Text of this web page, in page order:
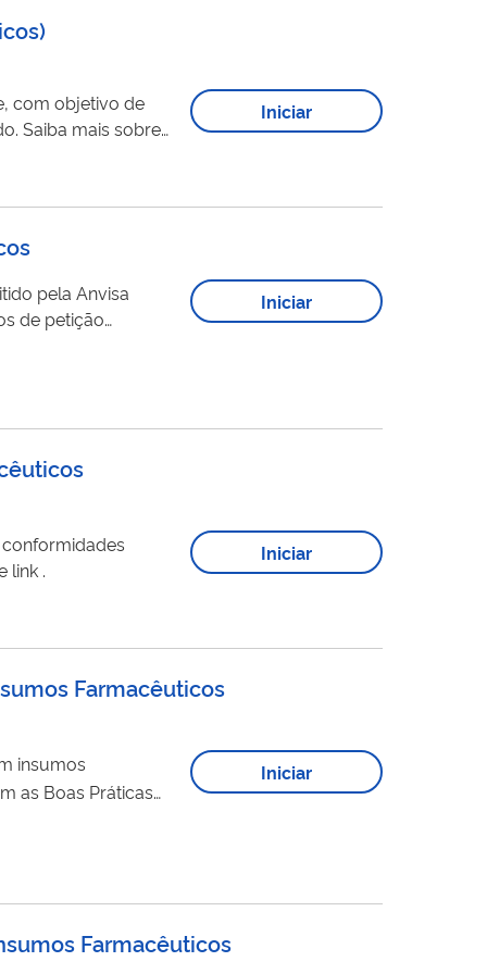
com objetivo de
de-campo
Iniciar
pela Anvisa
Iniciar
relacionados a esse serviço está disponível neste link .
Iniciar
Farmacêuticos
insumos
as Boas Práticas
Iniciar
Farmacêuticos